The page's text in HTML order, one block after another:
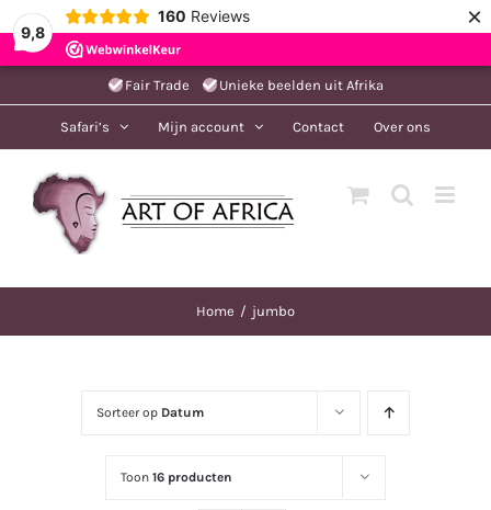
9,8
160 Reviews ×
naar
Fair Trade Unieke beelden uit Afrika
Safari’s Mijn account Contact Over ons
Home jumbo
Sorteer op Datum
Toon16 producten